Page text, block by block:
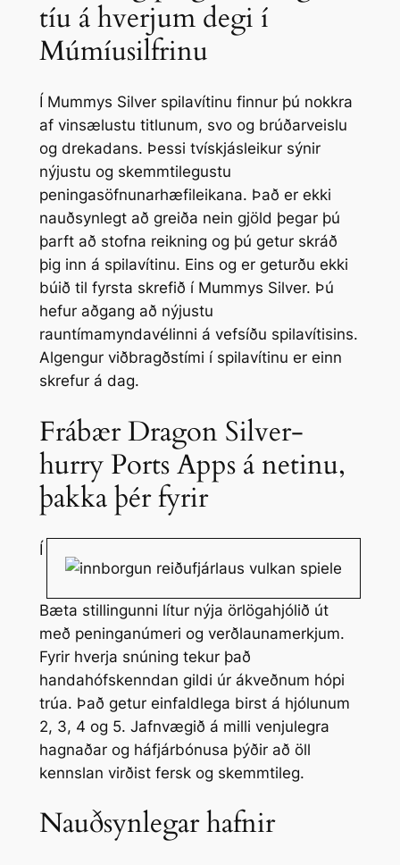
tíu á hverjum degi í
Múmíusilfrinu
Í Mummys Silver spilavítinu finnur þú nokkra
af vinsælustu titlunum, svo og brúðarveislu
og drekadans. Þessi tvískjásleikur sýnir
nýjustu og skemmtilegustu
peningasöfnunarhæfileikana. Það er ekki
nauðsynlegt að greiða nein gjöld þegar þú
þarft að stofna reikning og þú getur skráð
þig inn á spilavítinu. Eins og er geturðu ekki
búið til fyrsta skrefið í Mummys Silver. Þú
hefur aðgang að nýjustu
rauntímamyndavélinni á vefsíðu spilavítisins.
Algengur viðbragðstími í spilavítinu er einn
skrefur á dag.
Frábær Dragon Silver-
hurry Ports Apps á netinu,
þakka þér fyrir
Í
Bæta stillingunni lítur nýja örlögahjólið út
með peninganúmeri og verðlaunamerkjum.
Fyrir hverja snúning tekur það
handahófskenndan gildi úr ákveðnum hópi
trúa. Það getur einfaldlega birst á hjólunum
2, 3, 4 og 5. Jafnvægið á milli venjulegra
hagnaðar og háfjárbónusa þýðir að öll
kennslan virðist fersk og skemmtileg.
Nauðsynlegar hafnir